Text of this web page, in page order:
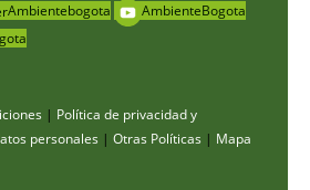
Ambientebogota
AmbienteBogota
| Política de privacidad y
personales | Otras Políticas | Mapa